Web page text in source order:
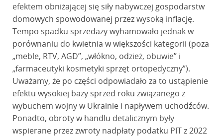
efektem obniżającej się siły nabywczej gospodarstw
domowych spowodowanej przez wysoką inflację.
Tempo spadku sprzedaży wyhamowało jednak w
porównaniu do kwietnia w większości kategorii (poza
„meble, RTV, AGD”, „włókno, odzież, obuwie” i
„farmaceutyki kosmetyki sprzęt ortopedyczny”).
Uważamy, że po części odpowiadało za to ustąpienie
efektu wysokiej bazy sprzed roku związanego z
wybuchem wojny w Ukrainie i napływem uchodźców.
Ponadto, obroty w handlu detalicznym były
wspierane przez zwroty nadpłaty podatku PIT z 2022